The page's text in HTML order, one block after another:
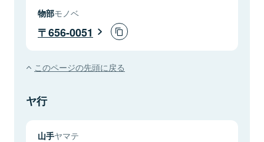
物部モノベ
656-0051
このページの先頭に戻る
ヤ行
山手ヤマテ